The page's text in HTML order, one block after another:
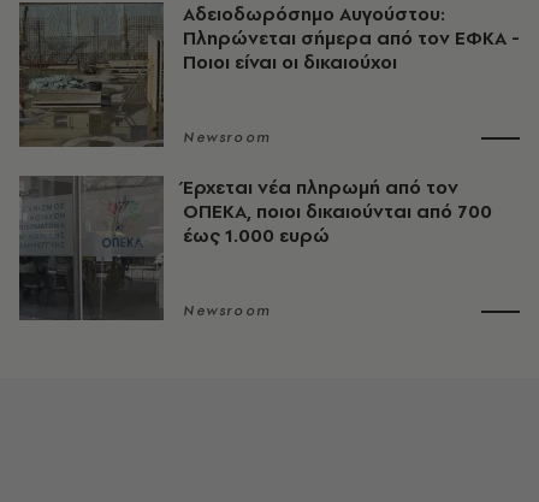
Αδειοδωρόσημο Αυγούστου:
Πληρώνεται σήμερα από τον ΕΦΚΑ -
Ποιοι είναι οι δικαιούχοι
Newsroom
Έρχεται νέα πληρωμή από τον
ΟΠΕΚΑ, ποιοι δικαιούνται από 700
έως 1.000 ευρώ
Newsroom